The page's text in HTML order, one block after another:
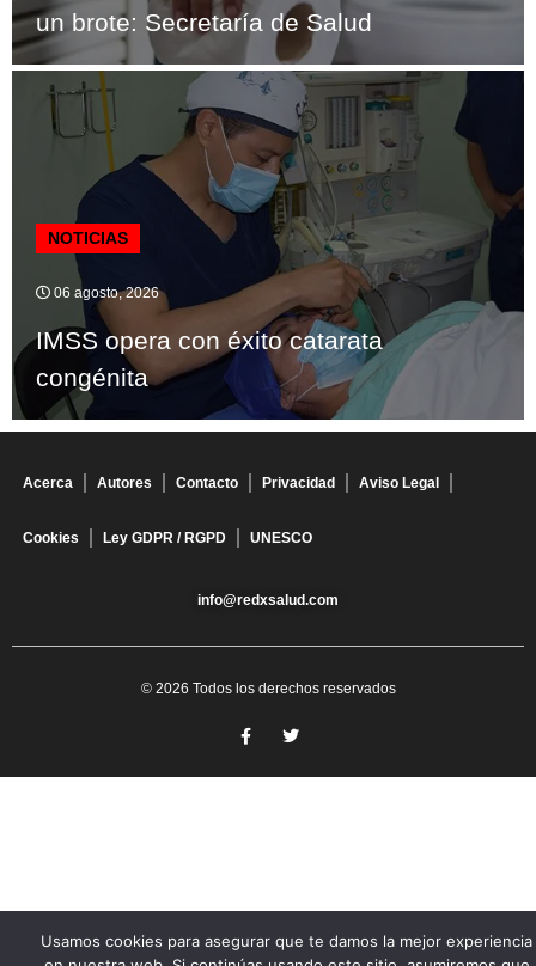
un brote: Secretaría de Salud
NOTICIAS
06 agosto, 2026
IMSS opera con éxito catarata
congénita
Acerca Autores Contacto Privacidad Aviso Legal
Cookies Ley GDPR / RGPD UNESCO
info@redxsalud.com
© 2026 Todos los derechos reservados
Usamos cookies para asegurar que te damos la mejor experiencia